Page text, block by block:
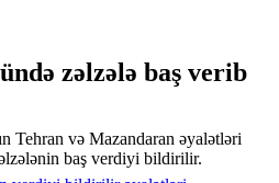
zəlzələ baş verib
Tehran və Mazandaran əyalətləri
baş verdiyi bildirilir.